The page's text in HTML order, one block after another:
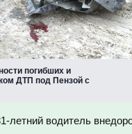
погибших и
ДТП под Пензой с
летний водитель